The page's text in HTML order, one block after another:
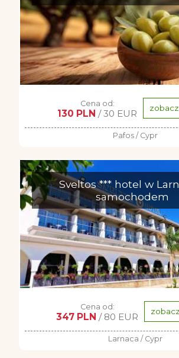
Cena od:
130 PLN / 30 EUR
Pafos / Cypr
Sveltos *** hotel w
samochodem
Cena od:
347 PLN / 80 EUR
Larnaca / Cypr